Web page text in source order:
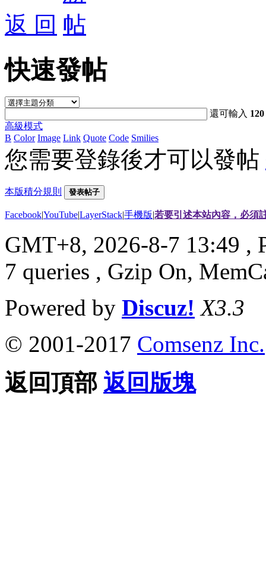
返 回
快速發帖
還可輸入 120
高級模式
B Color Image Link Quote Code Smilies
您需要登錄後才可以發帖
本版積分規則 發表帖子
Facebook|YouTube|LayerStack|手機版|若要引述本站內容，必須
GMT+8, 2026-8-7 13:49 ,
7 queries , Gzip On,
Powered by Discuz! X3.3
© 2001-2017 Comsenz Inc.
返回頂部 返回版塊